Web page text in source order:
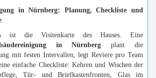
in Nürnberg: Planung, Checkliste und
ist die Visitenkarte des Hauses. Eine
in Nürnberg plant die
mit festen Intervallen, legt Reviere pro Team
einfache Checkliste: Kehren und Wischen der
Tür- und Briefkastenfronten, Glas im